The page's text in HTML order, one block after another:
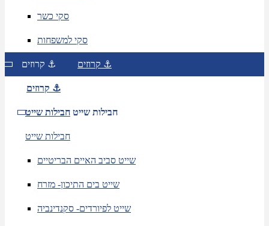
סקי כשר
סקי למשפחות
קרוזים ⚓ קרוזים ⚓
קרוזים ⚓
חבילות שייט חבילות שייט
חבילות שייט
שייט סביב האיים הבריטיים
שייט בים התיכון- מזרח
שייט לפיורדים- סקנדינביה